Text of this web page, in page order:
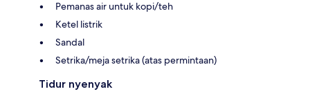
Pemanas air untuk kopi/teh
Ketel listrik
Sandal
Setrika/meja setrika (atas permintaan)
Tidur nyenyak